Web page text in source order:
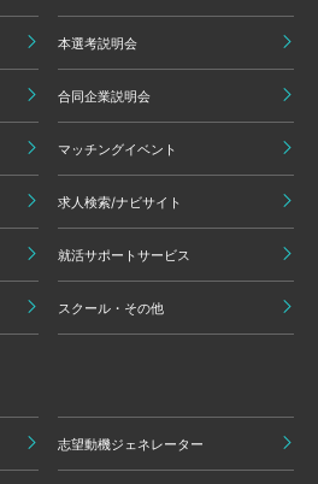
本選考説明会
合同企業説明会
マッチングイベント
求人検索/ナビサイト
就活サポートサービス
スクール・その他
志望動機ジェネレーター